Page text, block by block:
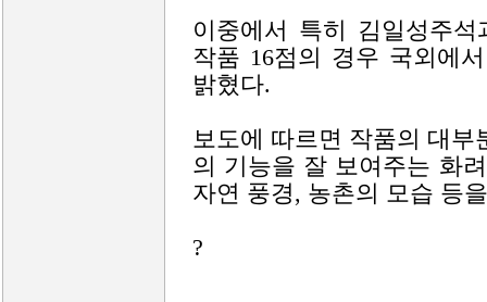
이중에서 특히 김일성주
작품 16점의 경우 국외에
밝혔다.
보도에 따르면 작품의 대부
의 기능을 잘 보여주는 화
자연 풍경, 농촌의 모습 등
?